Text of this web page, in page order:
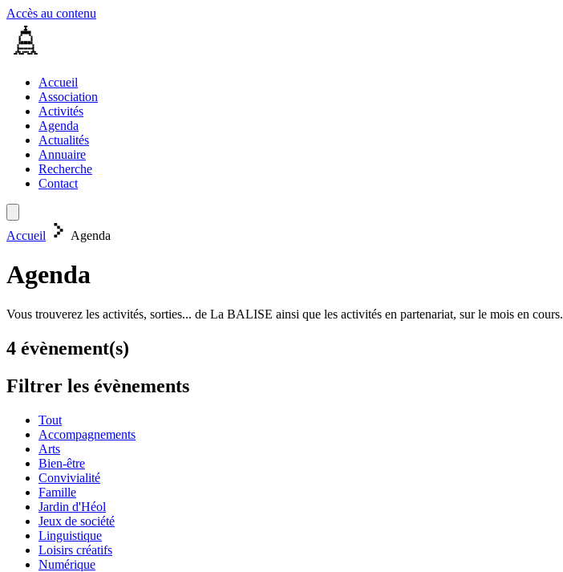
Accès au contenu
Accueil
Association
Activités
Agenda
Actualités
Annuaire
Recherche
Contact
Accueil Agenda
Agenda
Vous trouverez les activités, sorties... de La BALISE ainsi que les activités en partenariat, sur le mois en cours.
4 évènement(s)
Filtrer les évènements
Tout
Accompagnements
Arts
Bien-être
Convivialité
Famille
Jardin d'Héol
Jeux de société
Linguistique
Loisirs créatifs
Numérique